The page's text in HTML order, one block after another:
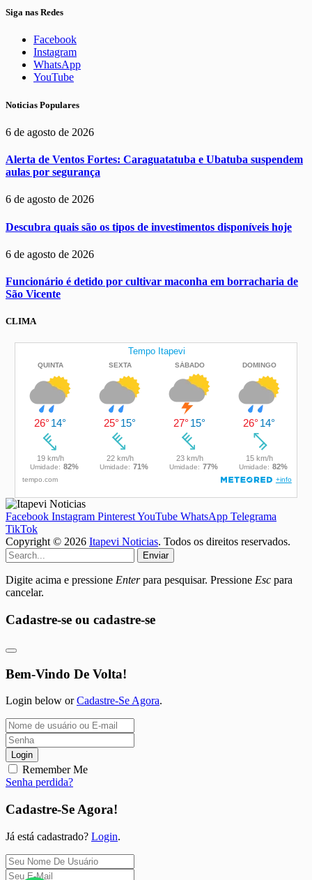
Siga nas Redes
Facebook
Instagram
WhatsApp
YouTube
Noticias Populares
6 de agosto de 2026
Alerta de Ventos Fortes: Caraguatatuba e Ubatuba suspendem
aulas por segurança
6 de agosto de 2026
Descubra quais são os tipos de investimentos disponíveis hoje
6 de agosto de 2026
Funcionário é detido por cultivar maconha em borracharia de
São Vicente
CLIMA
Facebook Instagram PinterestYouTube WhatsApp Telegrama
TikTok
Copyright © 2026 Itapevi Noticias. Todos os direitos reservados.
Enviar
Digite acima e pressione Enterpara pesquisar. Pressione Esc para
cancelar.
Cadastre-se ou cadastre-se
Bem-Vindo De Volta!
Login below orCadastre-Se Agora.
Login
Remember Me
Senha perdida?
Cadastre-Se Agora!
Já está cadastrado? Login.